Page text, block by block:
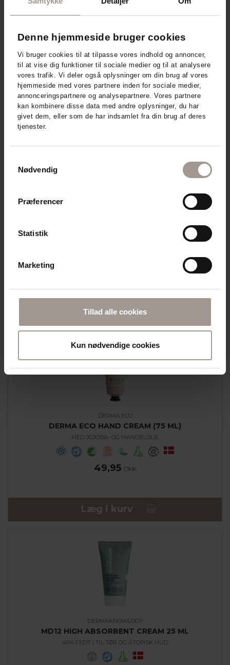
Denne hjemmeside bruger cookies
Vi bruger cookies til at tilpasse vores indhold og annoncer,
til at vise dig funktioner til sociale medier og til at analysere
vores trafik. Vi deler også oplysninger om din brug af vores
hjemmeside med vores partnere inden for sociale medier,
annonceringspartnere og analysepartnere. Vores partnere
kan kombinere disse data med andre oplysninger, du har
givet dem, eller som de har indsamlet fra din brug af deres
tjenester.
Nødvendig
Præferencer
Statistik
Marketing
Tillad alle cookies
Kun nødvendige cookies
DERMA FAMILY
DERMA HAND CREAM (75 ML)
34,95DKK
Læg i kurv
37% FEDT |TIL TØR, IRRITERET OG ATOPISK HUD
DERMA ECO
DERMA ECO HAND CREAM (75 ML)
MED JOJOBA- OG MANDELOLIE
49,95 DKK
Læg i kurv
DERMAKNOWLOGY
MD12 HIGH ABSORBENT CREAM 25 ML
40% FEDT | TIL TØR OG ATOPISK HUD